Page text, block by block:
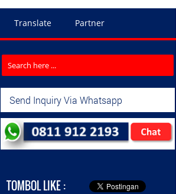
Translate Partner
Send Inquiry Via Whatsapp
TOMBOL LIKE :